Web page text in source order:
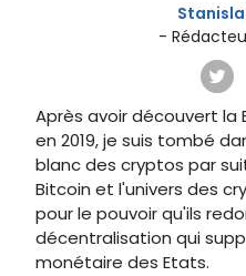
-
Après avoir découvert la
en 2019, je suis tombé
blanc des cryptos par
Bitcoin et l'univers des
pour le pouvoir qu'ils
décentralisation qui
monétaire des Etats.